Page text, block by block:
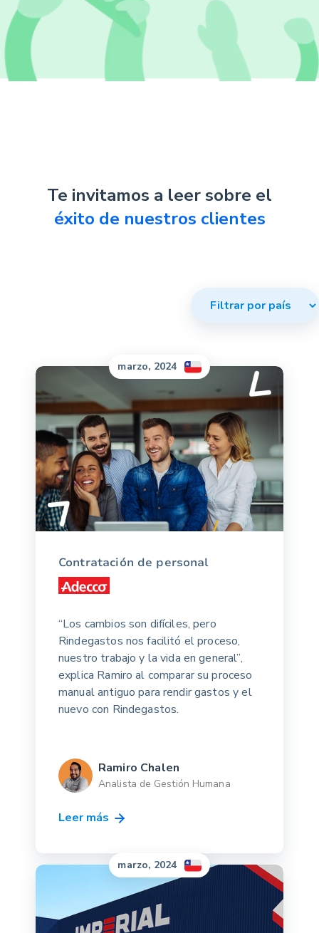
Te invitamos a leer sobre el
éxito de nuestros clientes
marzo, 2024
Contratación de personal
“Los cambios son difíciles, pero
Rindegastos nos facilitó el proceso,
nuestro trabajo y la vida en general”,
explica Ramiro al comparar su proceso
manual antiguo para rendir gastos y el
nuevo con Rindegastos.
Ramiro Chalen
Analista de Gestión Humana
Leer más
marzo, 2024